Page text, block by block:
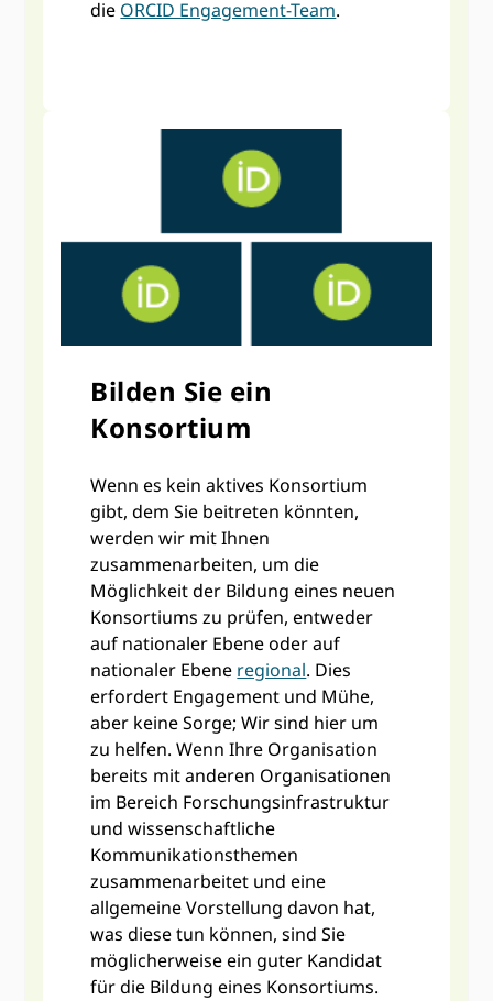
die ORCID Engagement-Team.
Bilden Sie ein
Konsortium
Wenn es kein aktives Konsortium
gibt, dem Sie beitreten könnten,
werden wir mit Ihnen
zusammenarbeiten, um die
Möglichkeit der Bildung eines neuen
Konsortiums zu prüfen, entweder
auf nationaler Ebene oder auf
nationaler Ebene regional. Dies
erfordert Engagement und Mühe,
aber keine Sorge; Wir sind hier um
zu helfen. Wenn Ihre Organisation
bereits mit anderen Organisationen
im Bereich Forschungsinfrastruktur
und wissenschaftliche
Kommunikationsthemen
zusammenarbeitet und eine
allgemeine Vorstellung davon hat,
was diese tun können, sind Sie
möglicherweise ein guter Kandidat
für die Bildung eines Konsortiums.